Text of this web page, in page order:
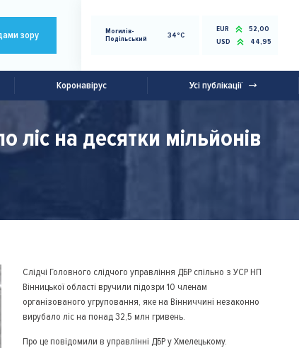
зору
Могилів-
Подільський
34°C
EUR
52,00
USD
44,95
Коронавірус Усі публікації
ліс на десятки мільйонів
Слідчі Головного слідчого управління ДБР спільно з УСР НП
Вінницької області вручили підозри 10 членам
організованого угруповання, яке на Вінниччині незаконно
вирубало ліс на понад 32,5 млн гривень.
Про це повідомили в управлінні ДБР у Хмелецькому.